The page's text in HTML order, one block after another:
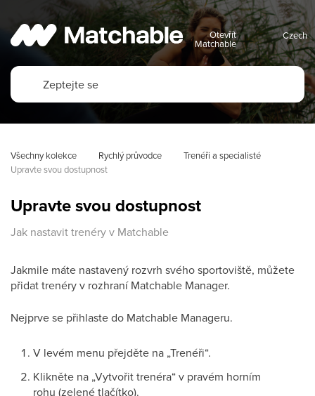
Otevřít
Matchable
Všechny kolekce Rychlý průvodce
Trenéři a specialisté
Upravte svou dostupnost
Upravte svou dostupnost
Jak nastavit trenéry v Matchable
Jakmile máte nastavený rozvrh svého sportoviště, můžete
přidat trenéry v rozhraní Matchable Manager.
Nejprve se přihlaste do Matchable Manageru.
V levém menu přejděte na „Trenéři“.
Klikněte na „Vytvořit trenéra“ v pravém horním
rohu (zelené tlačítko).